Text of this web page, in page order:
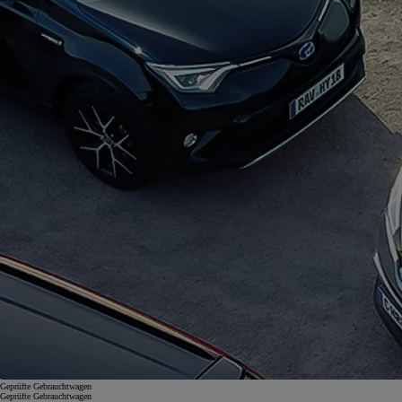
Geprüfte Gebrauchtwagen
Geprüfte Gebrauchtwagen